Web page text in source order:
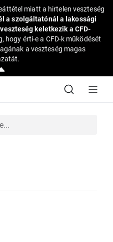
miatt a hirtelen veszteség
a szolgáltatónál a lakossági
keletkezik a CFD-
hogy érti-e a CFD-k működését
a veszteség magas